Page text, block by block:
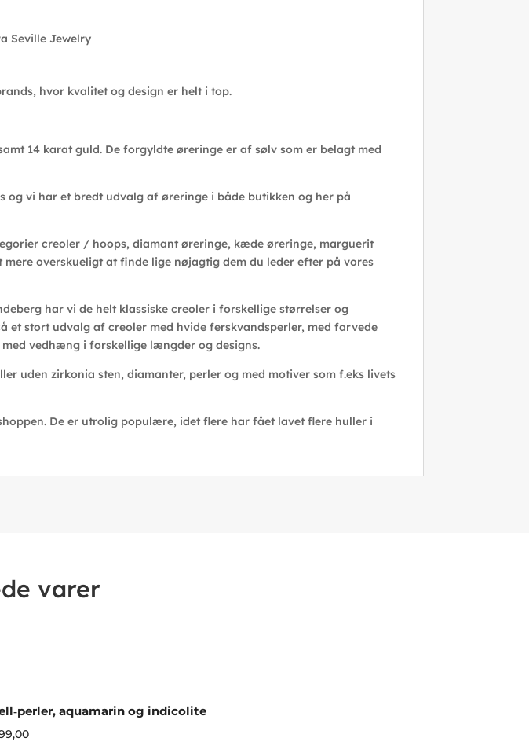
Seville Jewelry
hvor kvalitet og design er helt i top.
14 karat guld. De forgyldte øreringe er af sølv som er belagt med
vi har et bredt udvalg af øreringe i både butikken og her på
creoler / hoops, diamant øreringe, kæde øreringe, marguerit
overskueligt at finde lige nøjagtig dem du leder efter på vores
har vi de helt klassiske creoler i forskellige størrelser og
et stort udvalg af creoler med hvide ferskvandsperler, med farvede
vedhæng i forskellige længder og designs.
uden zirkonia sten, diamanter, perler og med motiver som f.eks livets
De er utrolig populære, idet flere har fået lavet flere huller i
varer
aquamarin og indicolite